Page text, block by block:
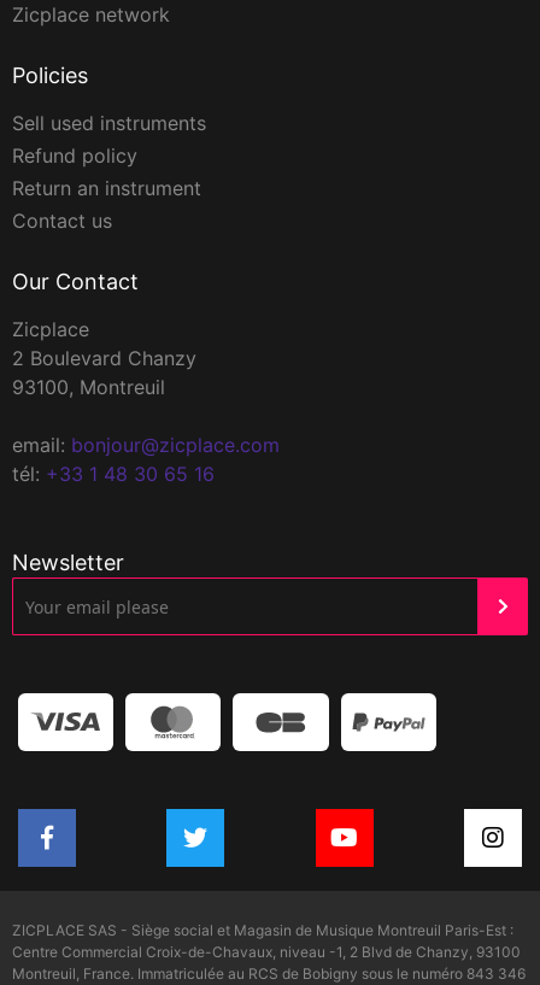
Zicplace network
Policies
Sell used instruments
Refund policy
Return an instrument
Contact us
Our Contact
Zicplace
2 Boulevard Chanzy
93100, Montreuil
email: bonjour@zicplace.com
tél: +33 1 48 30 65 16
Newsletter
ZICPLACE SAS - Siège social et Magasin de Musique Montreuil Paris-Est :
Centre Commercial Croix-de-Chavaux, niveau -1, 2 Blvd de Chanzy, 93100
Montreuil, France. Immatriculée au RCS de Bobigny sous le numéro 843 346